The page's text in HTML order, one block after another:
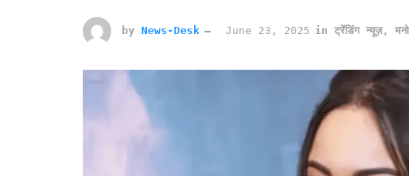
by News-Desk June 23, 2025 in ट्रेंडिंग न्यूज़,